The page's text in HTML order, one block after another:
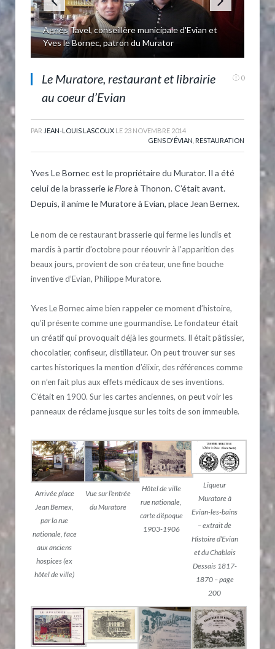
Agnès Tavel, conseillère municipale d'Evian et
Yves le Bornec, patron du Murator
Le Muratore, restaurant et librairie
au coeur d’Evian
0
PAR JEAN-LOUIS LASCOUX LE 23 NOVEMBRE 2014
GENS D'ÉVIAN RESTAURATION
Yves Le Bornec est le propriétaire du Murator. Il a été
celui de la brasseriele Floreà Thonon. C’était avant.
Depuis, il anime le Muratore à Evian, place Jean Bernex.
Le nom de ce restaurant brasserie qui ferme les lundis et
mardis à partir d’octobre pour réouvrir à l’apparition des
beaux jours, provient de son créateur, une fine bouche
inventive d’Evian, Philippe Muratore.
Yves Le Bornec aime bien rappeler ce moment d’histoire,
qu’il présente comme une gourmandise. Le fondateur était
un créatif qui provoquait déjà les gourmets. Il était pâtissier,
chocolatier, confiseur, distillateur. On peut trouver sur ses
cartes historiques la mention d’élixir, des références comme
on n’en fait plus aux effets médicaux de ses inventions.
C’était en 1900. Sur les cartes anciennes, on peut voir les
panneaux de réclame jusque sur les toits de son immeuble.
Arrivée place
Jean Bernex,
par la rue
nationale, face
aux anciens
hospices (ex
hôtel de ville)
Vue sur l’entrée
du Muratore
Hôtel de ville
rue nationale,
carte d’époque
1903-1906
Liqueur
Muratore à
Evian-les-bains
– extrait de
Histoire d’Evian
et du Chablais
Dessais 1817-
1870 – page
200